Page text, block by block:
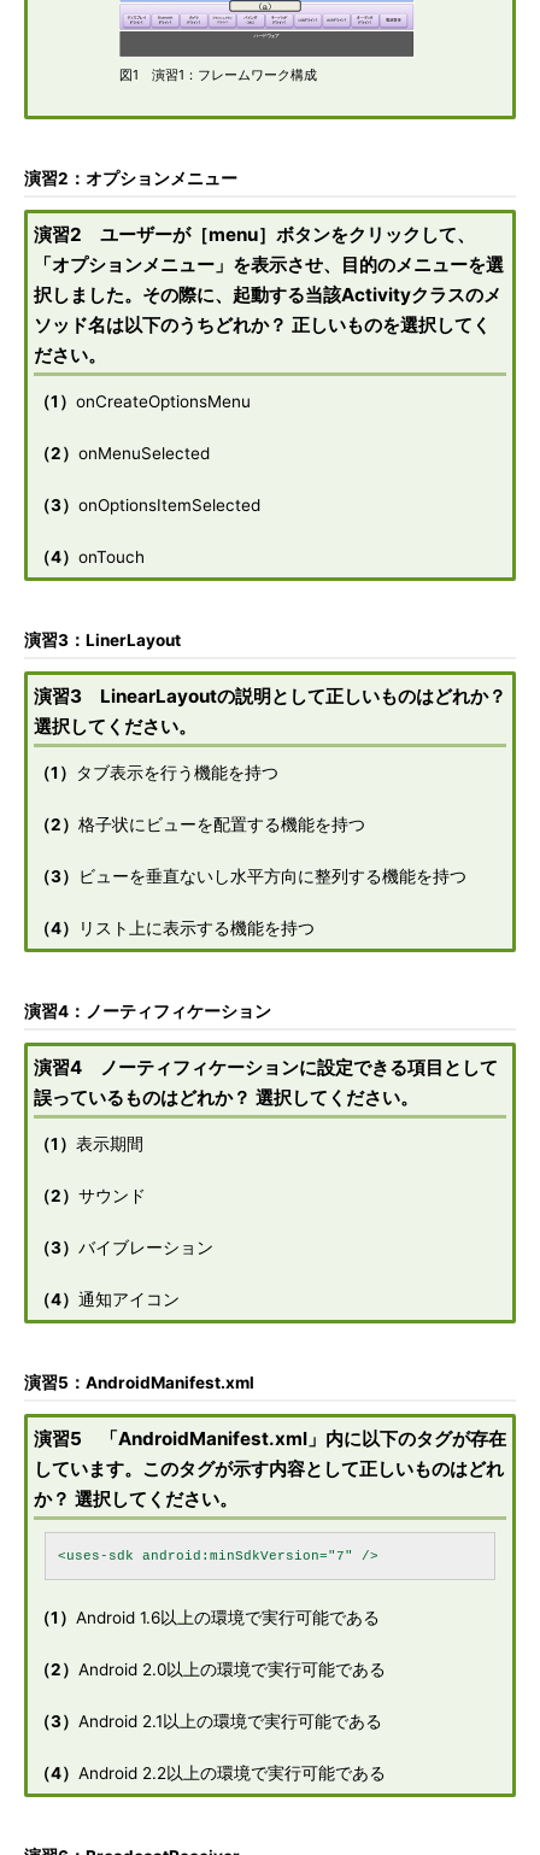
図1 演習1：フレームワーク構成
演習2：オプションメニュー
演習2 ユーザーが［menu］ボタンをクリックして、
「オプションメニュー」を表示させ、目的のメニューを選
択しました。その際に、起動する当該Activityクラスのメ
ソッド名は以下のうちどれか？ 正しいものを選択してく
ださい。
（1） onCreateOptionsMenu
（2） onMenuSelected
（3） onOptionsItemSelected
（4） onTouch
演習3：LinerLayout
演習3 LinearLayoutの説明として正しいものはどれか？
選択してください。
（1） タブ表示を行う機能を持つ
（2） 格子状にビューを配置する機能を持つ
（3） ビューを垂直ないし水平方向に整列する機能を持つ
（4） リスト上に表示する機能を持つ
演習4：ノーティフィケーション
演習4 ノーティフィケーションに設定できる項目として
誤っているものはどれか？ 選択してください。
（1） 表示期間
（2） サウンド
（3） バイブレーション
（4） 通知アイコン
演習5：AndroidManifest.xml
演習5 「AndroidManifest.xml」内に以下のタグが存在
しています。このタグが示す内容として正しいものはどれ
か？ 選択してください。
（1） Android 1.6以上の環境で実行可能である
（2） Android 2.0以上の環境で実行可能である
（3） Android 2.1以上の環境で実行可能である
（4） Android 2.2以上の環境で実行可能である